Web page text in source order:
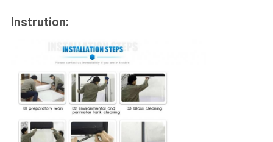
Instrution: